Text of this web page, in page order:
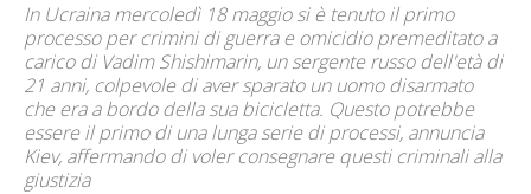
In Ucraina mercoledì 18 maggio si è tenuto il primo
processo per crimini di guerra e omicidio premeditato a
carico di Vadim Shishimarin, un sergente russo dell'età di
21 anni, colpevole di aver sparato un uomo disarmato
che era a bordo della sua bicicletta. Questo potrebbe
essere il primo di una lunga serie di processi, annuncia
Kiev, affermando di voler consegnare questi criminali alla
giustizia